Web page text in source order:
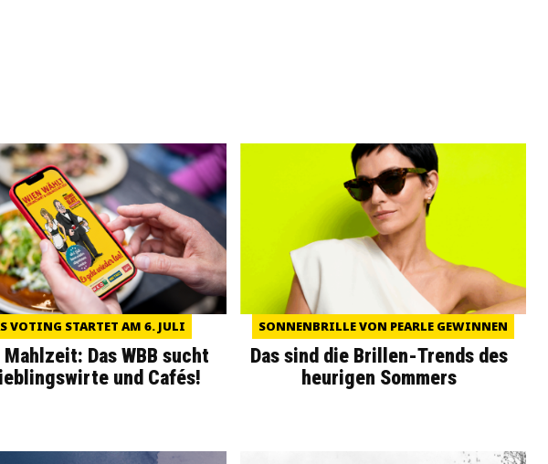
VOTING STARTET AM 6. JULI
Mahlzeit: Das WBB sucht
und Cafés!
SONNENBRILLE VON PEARLE GEWINNEN
Das sind die Brillen-Trends des
heurigen Sommers